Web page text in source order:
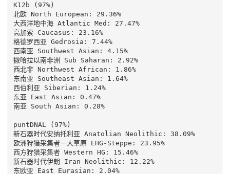
K12b (97%)
北欧 North European: 29.36%
大西洋地中海 Atlantic Med: 27.47%
高加索 Caucasus: 23.16%
格德罗西亚 Gedrosia: 7.44%
西南亚 Southwest Asian: 4.15%
撒哈拉以南非洲 Sub Saharan: 2.92%
西北非 Northwest African: 1.86%
东南亚 Southeast Asian: 1.64%
西伯利亚 Siberian: 1.24%
东亚 East Asian: 0.47%
南亚 South Asian: 0.28%
puntDNAL (97%)
新石器时代安纳托利亚 Anatolian Neolithic: 38.09%
欧洲狩猎采集者－大草原 EHG-Steppe: 23.95%
西方狩猎采集者 Western HG: 15.46%
新石器时代伊朗 Iran Neolithic: 12.22%
东欧亚 East Eurasian: 2.04%